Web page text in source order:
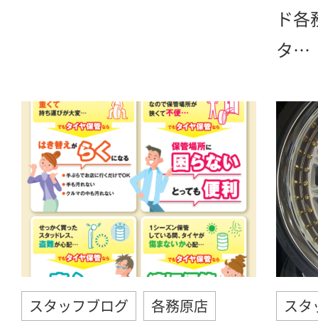
ド各
タ…
スタッフブログ 各務原店 スタ